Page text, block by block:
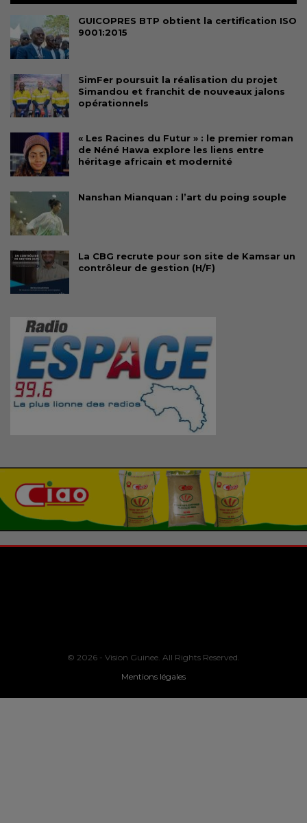
GUICOPRES BTP obtient la certification ISO
9001:2015
SimFer poursuit la réalisation du projet
Simandou et franchit de nouveaux jalons
opérationnels
« Les Racines du Futur » : le premier roman
de Néné Hawa explore les liens entre
héritage africain et modernité
Nanshan Mianquan : l’art du poing souple
La CBG recrute pour son site de Kamsar un
contrôleur de gestion (H/F)
© 2026 - Vision Guinee. All Rights Reserved.
Mentions légales